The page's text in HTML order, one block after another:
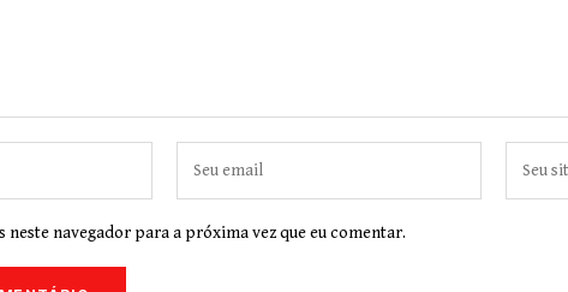
neste navegador para a próxima vez que eu comentar.